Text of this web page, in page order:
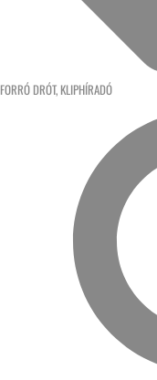
FORRÓ DRÓT, KLIPHÍRADÓ